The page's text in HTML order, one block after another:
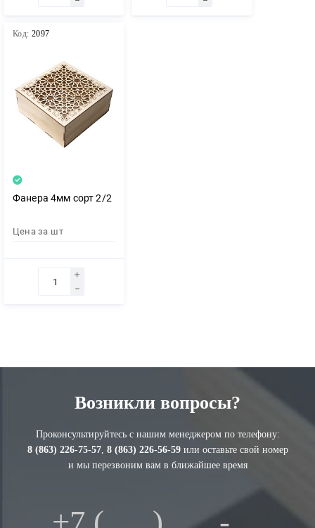
Код: 2097
Фанера 4мм сорт 2/2
Цена за шт
Возникли вопросы?
Проконсультируйтесь с нашим менеджером по телефону:
8 (863) 226-75-57, 8 (863) 226-56-59или оставьте свой номер
и мы перезвоним вам в ближайшее время